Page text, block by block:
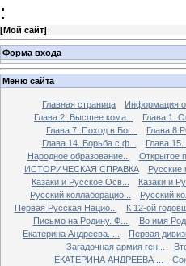
:
[Мой сайт]
Форма входа
Меню сайта
Главная страница Информация о
Глава 2. Высшее кома...
Глава 1.
Глава 7. Поход в Бог...
Глава 8
Глава 14. Борьба с ф...
Глава 15.
Народное образование...
Открытое
ИСТОРИЧЕСКАЯ СПРАВКА
Русские
Казаки и Русское Осв...
Казаки и
Русский коллаборацио...
Русский
Первая Русская Нацио...
К 12-ой
Письмо на Родину. Ф....
Во имя
Екатерина Андреева. ...
Первая
Загадочная армия ген...
ЕКАТЕРИНА АНДРЕЕВА ...